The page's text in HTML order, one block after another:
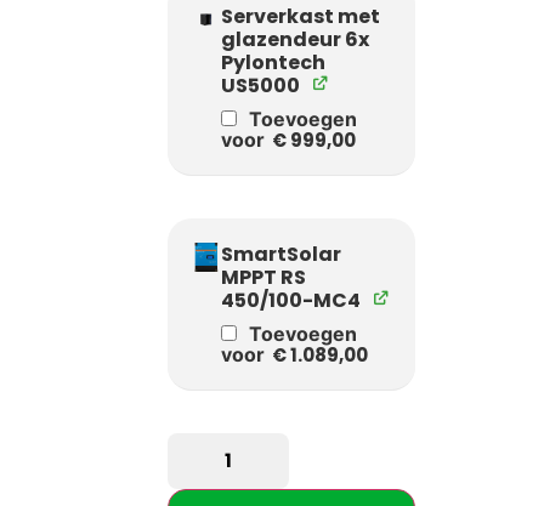
Serverkast met
glazendeur 6x
Pylontech
US5000
Toevoegen
voor €999,00
SmartSolar
MPPT RS
450/100-MC4
Toevoegen
voor €1.089,00